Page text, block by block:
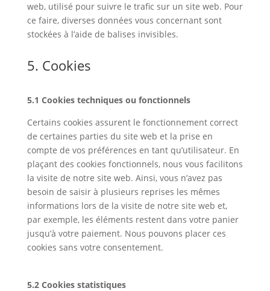
web, utilisé pour suivre le trafic sur un site web. Pour
ce faire, diverses données vous concernant sont
stockées à l’aide de balises invisibles.
5. Cookies
5.1 Cookies techniques ou fonctionnels
Certains cookies assurent le fonctionnement correct
de certaines parties du site web et la prise en
compte de vos préférences en tant qu’utilisateur. En
plaçant des cookies fonctionnels, nous vous facilitons
la visite de notre site web. Ainsi, vous n’avez pas
besoin de saisir à plusieurs reprises les mêmes
informations lors de la visite de notre site web et,
par exemple, les éléments restent dans votre panier
jusqu’à votre paiement. Nous pouvons placer ces
cookies sans votre consentement.
5.2 Cookies statistiques